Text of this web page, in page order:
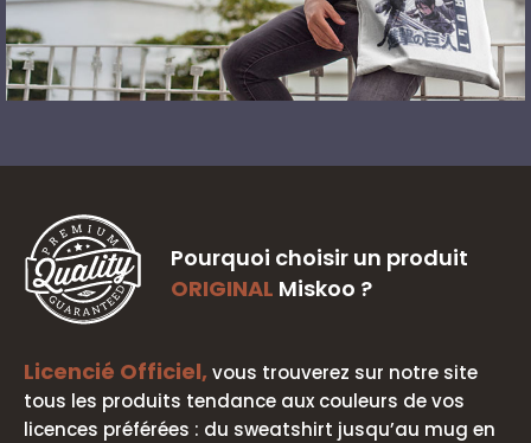
Pourquoi choisir un produit
ORIGINAL Miskoo ?
Licencié Officiel,vous trouverez sur notre site
tous les produits tendance aux couleurs de vos
licences préférées : du sweatshirt jusqu’au mug en